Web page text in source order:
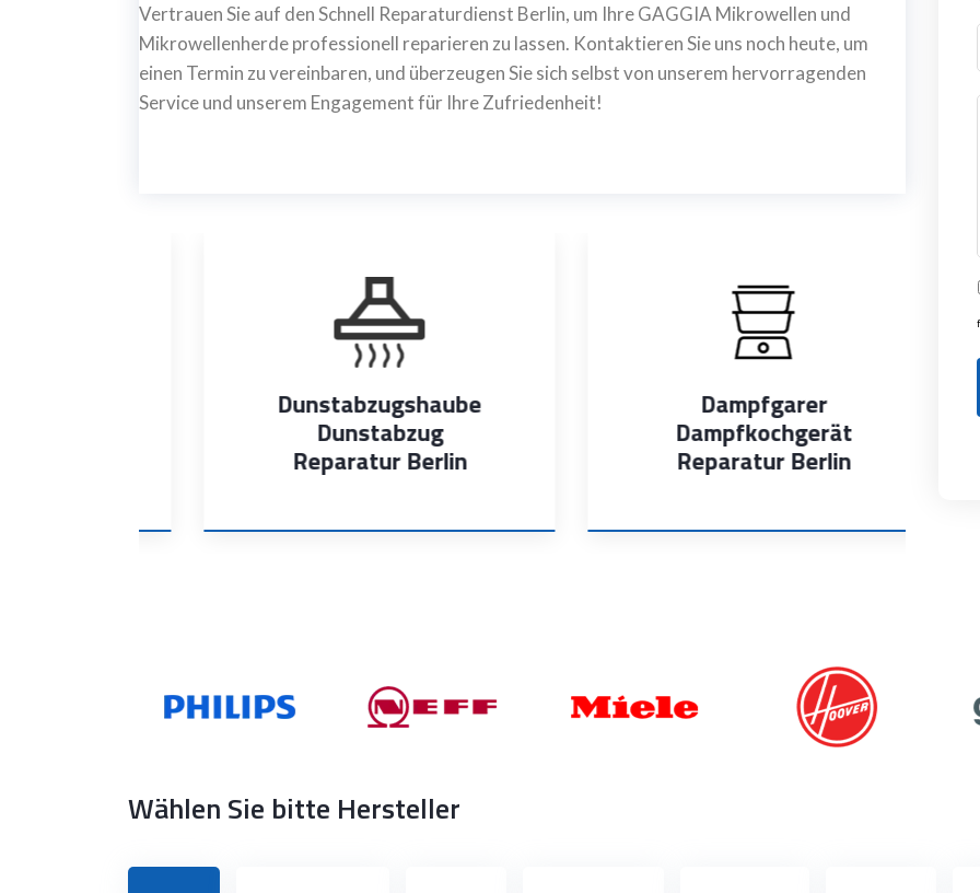
Vertrauen Sie auf den Schnell Reparaturdienst Berlin, um Ihre GAGGIA Mikrowellen und
Mikrowellenherde professionell reparieren zu lassen. Kontaktieren Sie uns noch heute, um
einen Termin zu vereinbaren, und überzeugen Sie sich selbst von unserem hervorragenden
Service und unserem Engagement für Ihre Zufriedenheit!
Dunstabzugshaube
Dunstabzug
Reparatur Berlin
Dampfgarer
Dampfkochgerät
Reparatur Berlin
Wählen Sie bitte Hersteller